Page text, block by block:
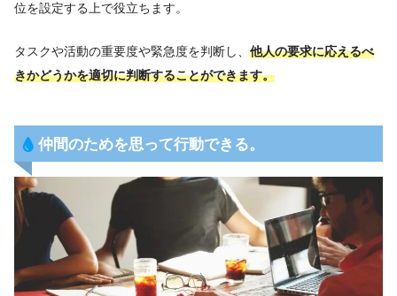
位を設定する上で役立ちます。
タスクや活動の重要度や緊急度を判断し、 他人の要求に応えるべ
きかどうかを適切に判断することができます。
仲間のためを思って行動できる。